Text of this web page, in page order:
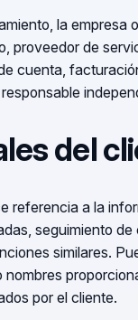
la
proveedor de
cuenta,
del
referencia a la
seguimiento
similares.
por el cliente.